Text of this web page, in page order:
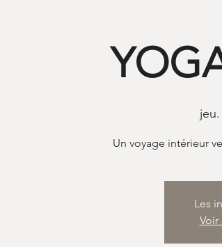
jeu.
Un voyage intérieur
Les
Voir